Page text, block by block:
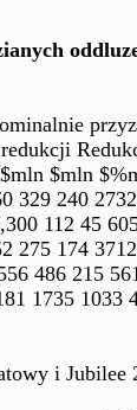
$mln
329 240
112 45
275 174
486 215
1735 1033
i Jubilee